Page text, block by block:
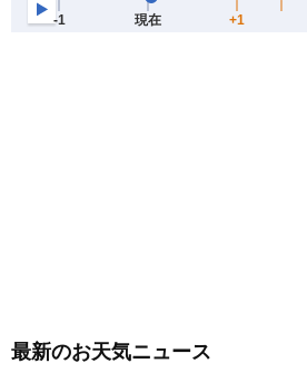
最新のお天気ニュース